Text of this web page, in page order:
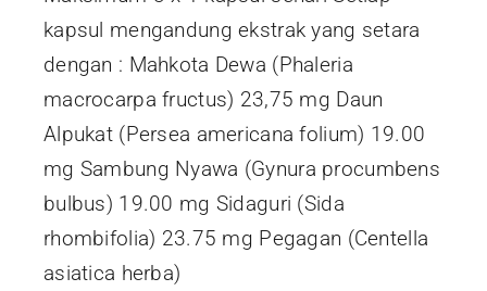
kapsul mengandung ekstrak yang setara
dengan : Mahkota Dewa (Phaleria
macrocarpa fructus) 23,75 mg Daun
Alpukat (Persea americana folium) 19.00
mg Sambung Nyawa (Gynura procumbens
bulbus) 19.00 mg Sidaguri (Sida
rhombifolia) 23.75 mg Pegagan (Centella
asiatica herba)